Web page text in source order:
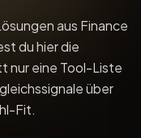
aus Finance
du hier die
nur eine Tool-Liste
über
Fit.